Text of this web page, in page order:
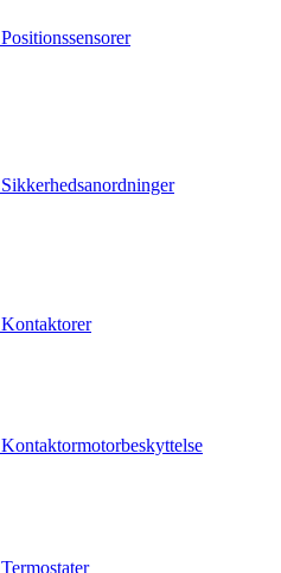
Positionssensorer
Sikkerhedsanordninger
Kontaktorer
Kontaktormotorbeskyttelse
Termostater